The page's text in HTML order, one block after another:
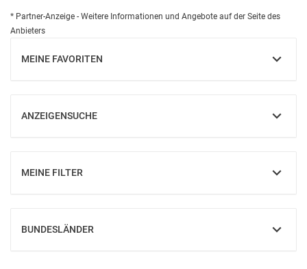
* Partner-Anzeige - Weitere Informationen und Angebote auf der Seite des
Anbieters
MEINE FAVORITEN
EINBLENDEN
ANZEIGENSUCHE
EINBLENDEN
MEINE FILTER
EINBLENDEN
BUNDESLÄNDER
EINBLENDEN